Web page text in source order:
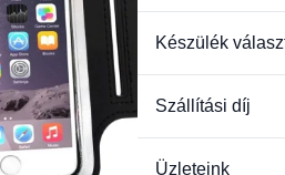
Készülék
Szállítási díj
Üzleteink